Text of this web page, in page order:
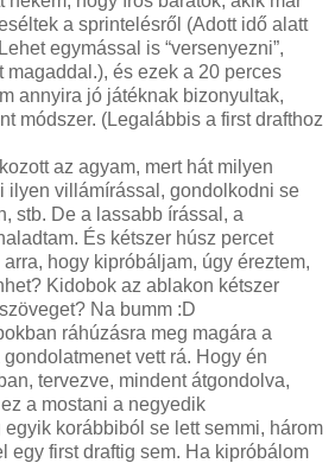
a sprintelésről (Adott idő alatt
egymással is “versenyezni”,
magaddal.), és ezek a 20 perces
annyira jó játéknak bizonyultak,
módszer. (Legalábbis a first drafthoz
az agyam, mert hát milyen
ilyen villámírással, gondolkodni se
stb. De a lassabb írással, a
És kétszer húsz percet
hogy kipróbáljam, úgy éreztem,
Kidobok az ablakon kétszer
Na bumm :D
ráhúzásra meg magára a
vett rá. Hogy én
tervezve, mindent átgondolva,
a mostani a negyedik
egyik korábbiból se lett semmi, három
egy first draftig sem. Ha kipróbálom